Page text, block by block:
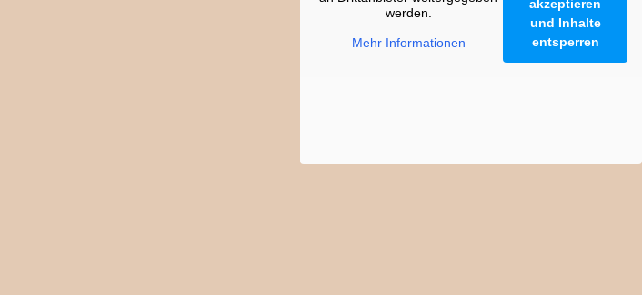
werden.
Mehr Informationen
akzeptieren
und Inhalte
entsperren